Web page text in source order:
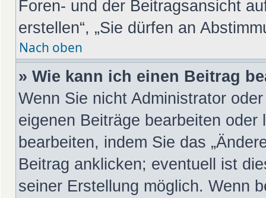
Foren- und der Beitragsansicht
erstellen“, „Sie dürfen an
Nach oben
» Wie kann ich einen Beitrag
Wenn Sie nicht Administrator
eigenen Beiträge bearbeiten
bearbeiten, indem Sie das
Beitrag anklicken; eventuell ist
seiner Erstellung möglich. Wenn